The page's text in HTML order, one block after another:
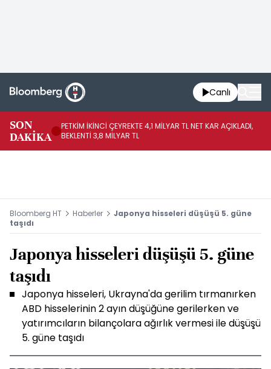
Canlı
SON
DAKİKA
PETKİM İKİNCİ ÇEYREKTE 4,1 MİLYAR TL NET KAR AÇIKLADI,
BEKLENTİ 3,8 MİLYAR TL
Bloomberg HT Haberler
Japonya hisseleri düşüşü 5. güne
taşıdı
Japonya hisseleri düşüşü 5. güne
taşıdı
Japonya hisseleri, Ukrayna'da gerilim tırmanırken
ABD hisselerinin 2 ayın düşüğüne gerilerken ve
yatırımcıların bilançolara ağırlık vermesi ile düşüşü
5. güne taşıdı